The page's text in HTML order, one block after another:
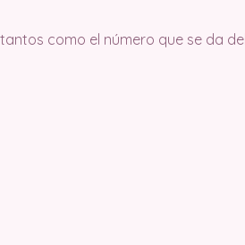
como el número que se da